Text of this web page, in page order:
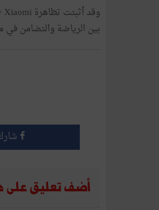
بين الرياضة والتضامن في
أضف تعليق على